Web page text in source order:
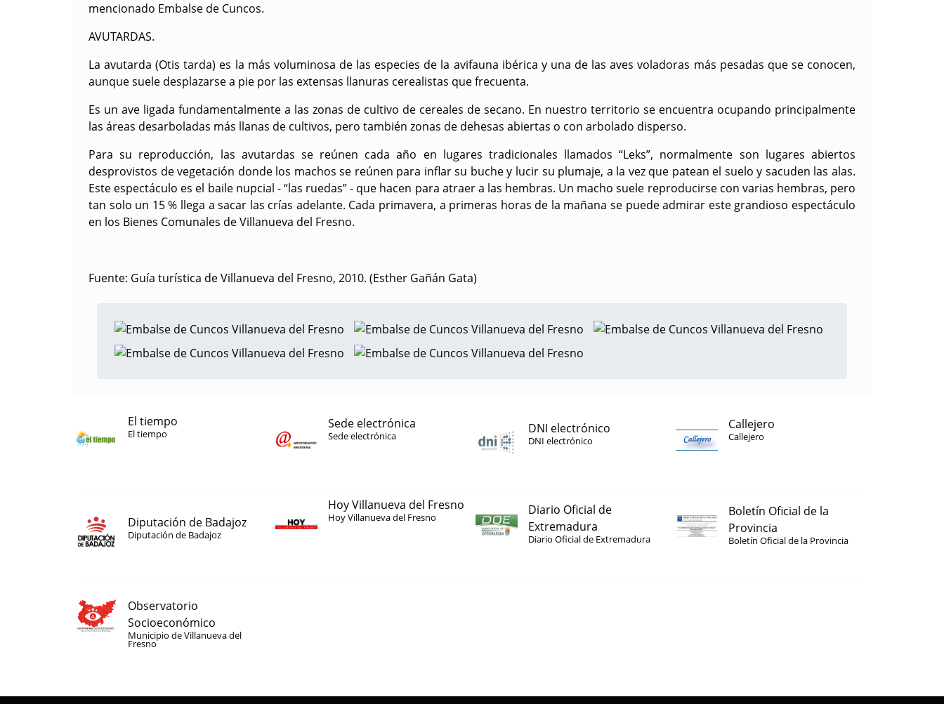
mencionado Embalse de Cuncos.
AVUTARDAS.
La avutarda (Otis tarda) es la más voluminosa de las especies de la avifauna ibérica y una de las aves voladoras más pesadas que se conocen,
aunque suele desplazarse a pie por las extensas llanuras cerealistas que frecuenta.
Es un ave ligada fundamentalmente a las zonas de cultivo de cereales de secano. En nuestro territorio se encuentra ocupando principalmente
las áreas desarboladas más llanas de cultivos, pero también zonas de dehesas abiertas o con arbolado disperso.
Para su reproducción, las avutardas se reúnen cada año en lugares tradicionales llamados “Leks”, normalmente son lugares abiertos
desprovistos de vegetación donde los machos se reúnen para inflar su buche y lucir su plumaje, a la vez que patean el suelo y sacuden las alas.
Este espectáculo es el baile nupcial - “las ruedas” - que hacen para atraer a las hembras. Un macho suele reproducirse con varias hembras, pero
tan solo un 15 % llega a sacar las crías adelante. Cada primavera, a primeras horas de la mañana se puede admirar este grandioso espectáculo
en los Bienes Comunales de Villanueva del Fresno.
Fuente: Guía turística de Villanueva del Fresno, 2010. (Esther Gañán Gata)
El tiempo
El tiempo
Sede electrónica
Sede electrónica DNI electrónico
DNI electrónico
Callejero
Callejero
Diputación de Badajoz
Diputación de Badajoz
Hoy Villanueva del Fresno
Hoy Villanueva del Fresno
Diario Oficial de
Extremadura
Diario Oficial de Extremadura
Boletín Oficial de la
Provincia
Boletín Oficial de la Provincia
Observatorio
Socioeconómico
Municipio de Villanueva del
Fresno